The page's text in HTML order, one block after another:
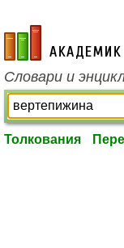
academic.ru
Словари и
Толкования